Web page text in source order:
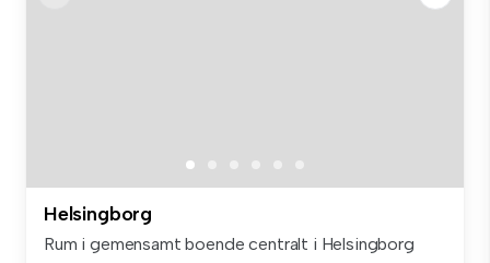
Helsingborg
Rum i gemensamt boende centralt i Helsingborg